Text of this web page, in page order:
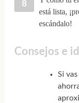
está lista,
escándalo!
Consejos e
Si